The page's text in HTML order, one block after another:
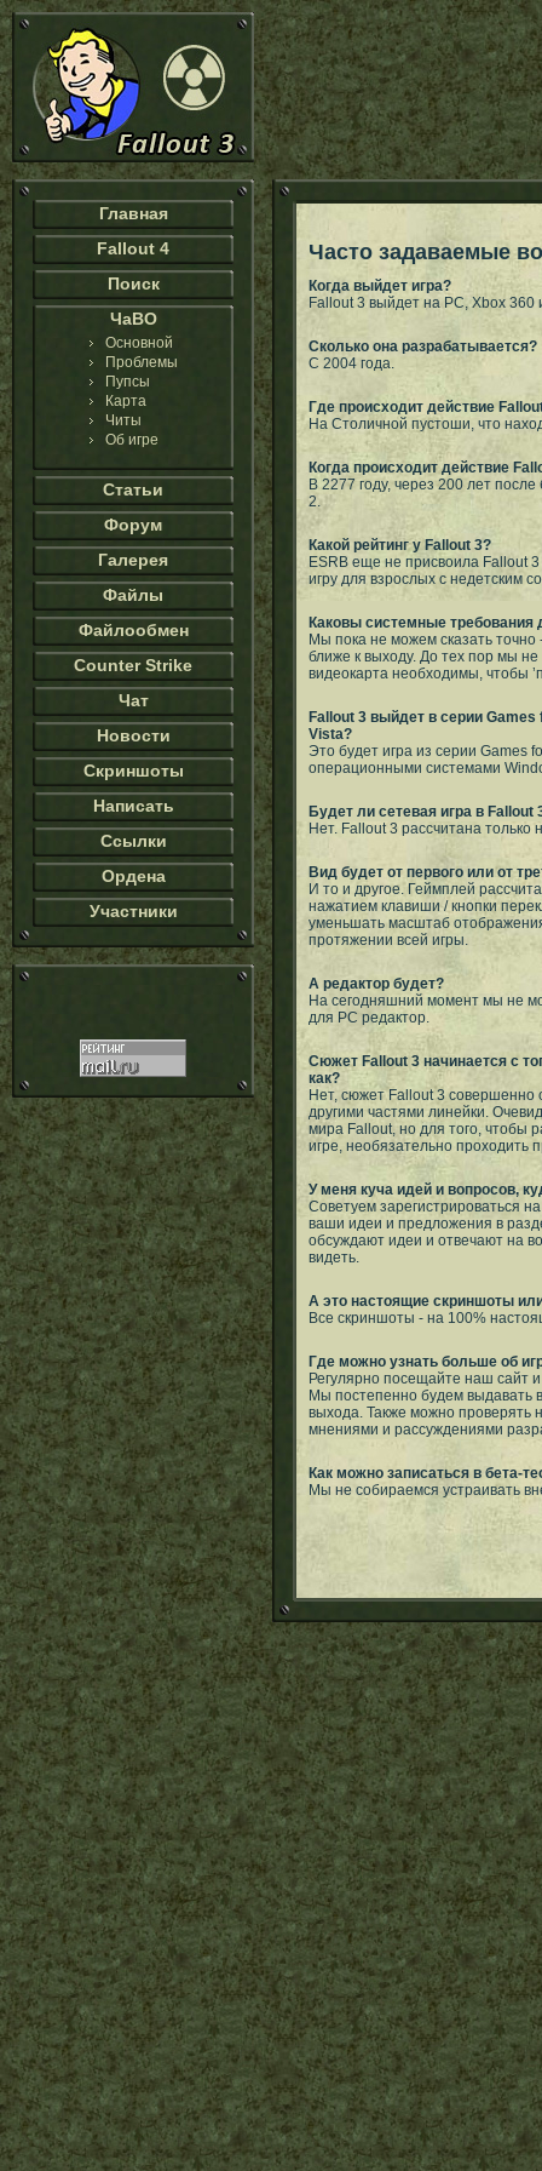
Главная
Fallout 4
Поиск
ЧаВО
Основной
Проблемы
Пупсы
Карта
Читы
Об игре
Статьи
Форум
Галерея
Файлы
Файлообмен
Counter Strike
Чат
Новости
Скриншоты
Написать
Ссылки
Ордена
Участники
Часто задаваемые
Когда выйдет игра?
Fallout 3 выйдет на PC, Xbox 360
Сколько она разрабатывается?
С 2004 года.
Где происходит действие
На Столичной пустоши, что
Когда происходит действие
В 2277 году, через 200 лет
2.
Какой рейтинг у Fallout 3?
ESRB еще не присвоила Fallout
игру для взрослых с недетским
Каковы системные требования
Мы пока не можем сказать точно
ближе к выходу. До тех пор мы не
видеокарта необходимы, чтобы
Fallout 3 выйдет в серии
Vista?
Это будет игра из серии Games
операционными системами
Будет ли сетевая игра в Fallout
Нет. Fallout 3 рассчитана
Вид будет от первого или от
И то и другое. Геймплей
нажатием клавиши / кнопки
уменьшать масштаб
протяжении всей игры.
А редактор будет?
На сегодняшний момент мы не
для PC редактор.
Сюжет Fallout 3 начинается с
как?
Нет, сюжет Fallout 3 совершенно
другими частями линейки.
мира Fallout, но для того, чтобы
игре, необязательно проходить
У меня куча идей и вопросов,
Советуем зарегистрироваться
ваши идеи и предложения в
обсуждают идеи и отвечают на
видеть.
А это настоящие скриншоты
Все скриншоты - на 100%
Где можно узнать больше об
Регулярно посещайте наш сайт
Мы постепенно будем выдавать
выхода. Также можно проверять
мнениями и рассуждениями
Как можно записаться в бета-
Мы не собираемся устраивать